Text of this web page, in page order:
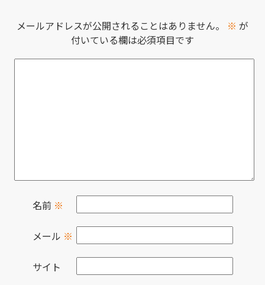
メールアドレスが公開されることはありません。 ※ が
付いている欄は必須項目です
名前 ※
メール ※
サイト